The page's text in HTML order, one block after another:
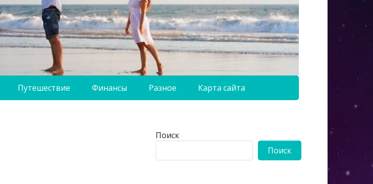
Путешествие Финансы Разное Карта сайта
Поиск
Поиск